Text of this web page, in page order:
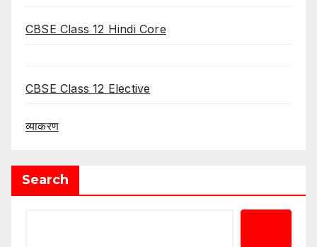
CBSE Class 12 Hindi Core
CBSE Class 12 Elective
व्याकरण
Search